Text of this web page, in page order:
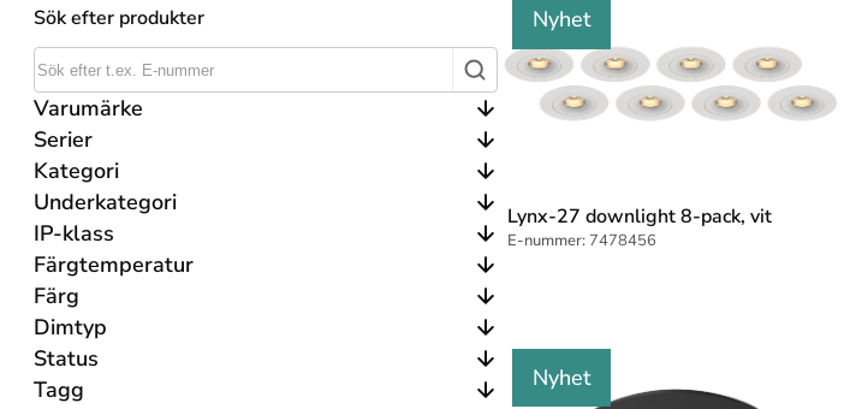
Sök efter produkter
Varumärke
Serier
Kategori
Underkategori
IP-klass
Färgtemperatur
Färg
Dimtyp
Status
Tagg
Nyhet
Lynx-27 downlight 8-pack, vit
E-nummer: 7478456
Nyhet